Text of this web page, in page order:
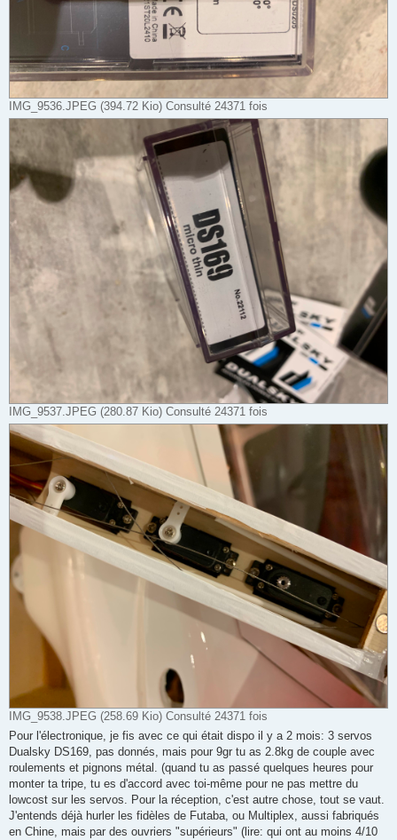
IMG_9536.JPEG (394.72 Kio) Consulté 24371 fois
IMG_9537.JPEG (280.87 Kio) Consulté 24371 fois
IMG_9538.JPEG (258.69 Kio) Consulté 24371 fois
Pour l'électronique, je fis avec ce qui était dispo il y a 2 mois: 3 servos
Dualsky DS169, pas donnés, mais pour 9gr tu as 2.8kg de couple avec
roulements et pignons métal. (quand tu as passé quelques heures pour
monter ta tripe, tu es d'accord avec toi-même pour ne pas mettre du
lowcost sur les servos. Pour la réception, c'est autre chose, tout se vaut.
J'entends déjà hurler les fidèles de Futaba, ou Multiplex, aussi fabriqués
en Chine, mais par des ouvriers "supérieurs" (lire: qui ont au moins 4/10